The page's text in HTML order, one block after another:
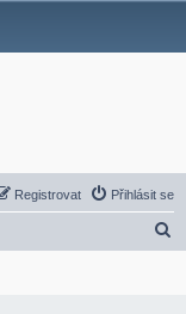
Přihlásit se
Registrovat